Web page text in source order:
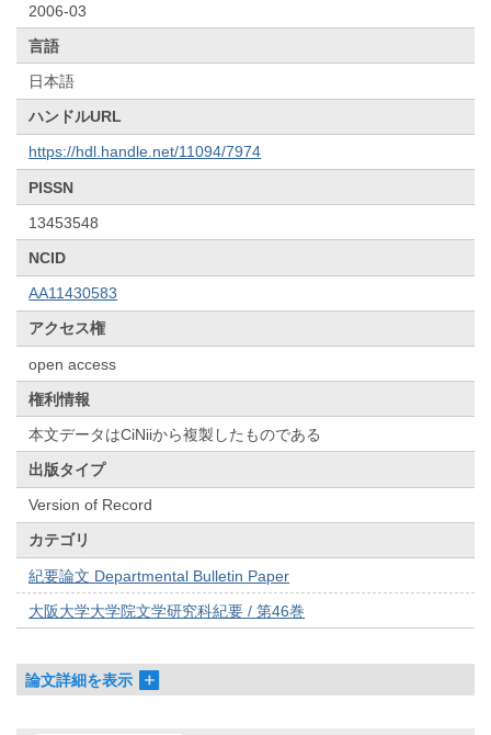
2006-03
言語
日本語
ハンドルURL
https://hdl.handle.net/11094/7974
PISSN
13453548
NCID
AA11430583
アクセス権
open access
権利情報
本文データはCiNiiから複製したものである
出版タイプ
Version of Record
カテゴリ
紀要論文 Departmental Bulletin Paper
大阪大学大学院文学研究科紀要 / 第46巻
論文詳細を表示